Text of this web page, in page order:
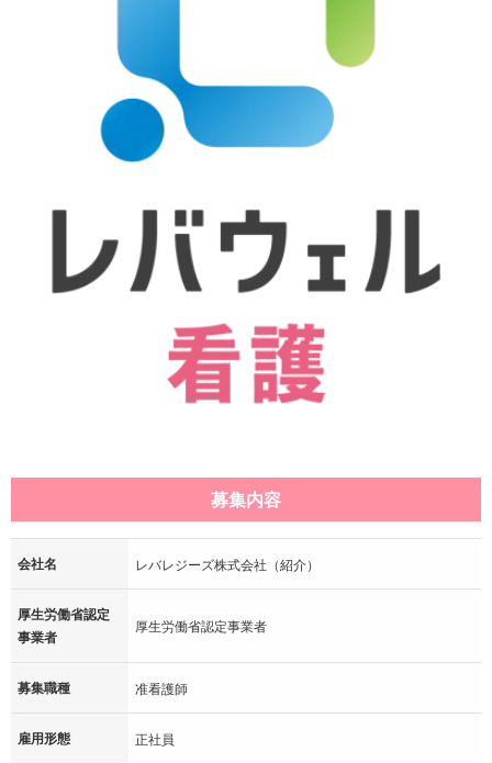
募集内容
会社名 レバレジーズ株式会社（紹介）
厚生労働省認定
事業者
厚生労働省認定事業者
募集職種 准看護師
雇用形態 正社員